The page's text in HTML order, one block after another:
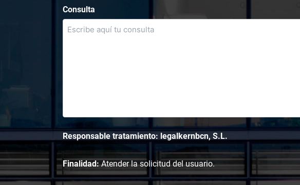
Consulta
Responsable tratamiento: legalkernbcn, S.L.
Finalidad:Atender la solicitud del usuario.